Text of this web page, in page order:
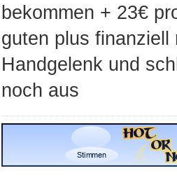
bekommen + 23€
guten plus finanziell
Handgelenk und
noch aus